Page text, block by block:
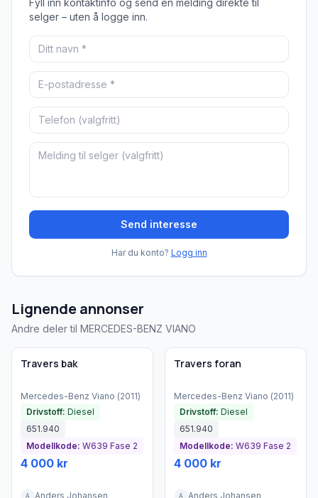
Fyll inn kontaktinfo og send en melding direkte til
selger – uten å logge inn.
Send interesse
Har du konto? Logg inn
Lignende annonser
Andre deler til MERCEDES-BENZ VIANO
Brukt - god tilstand
Travers bak
Mercedes-Benz Viano (2011)
Drivstoff: Diesel
651.940
Modellkode: W639 Fase 2
4 000 kr
A Anders Johansen
Travers foran
Mercedes-Benz Viano (2011)
Drivstoff: Diesel
651.940
Modellkode: W639 Fase 2
4 000 kr
A Anders Johansen